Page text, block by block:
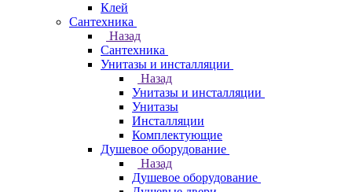
Клей
Сантехника
Назад
Сантехника
Унитазы и инсталляции
Назад
Унитазы и инсталляции
Унитазы
Инсталляции
Комплектующие
Душевое оборудование
Назад
Душевое оборудование